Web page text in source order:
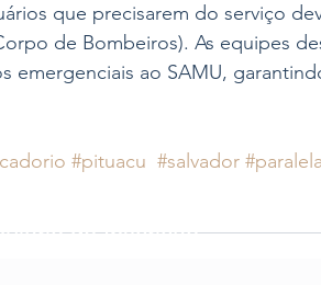
que precisarem do serviço
de Bombeiros). As equipes
emergenciais ao SAMU,
#pituacu #salvador
de Inscrição